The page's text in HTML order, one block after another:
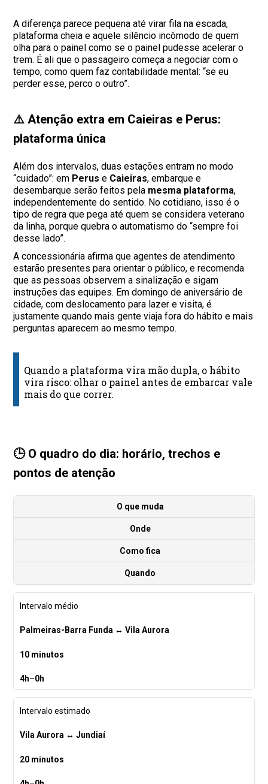
A diferença parece pequena até virar fila na escada,
plataforma cheia e aquele silêncio incômodo de quem
olha para o painel como se o painel pudesse acelerar o
trem. É ali que o passageiro começa a negociar com o
tempo, como quem faz contabilidade mental: “se eu
perder esse, perco o outro”.
⚠️ Atenção extra em Caieiras e Perus:
plataforma única
Além dos intervalos, duas estações entram no modo
“cuidado”: em Perus e Caieiras, embarque e
desembarque serão feitos pela mesma plataforma,
independentemente do sentido. No cotidiano, isso é o
tipo de regra que pega até quem se considera veterano
da linha, porque quebra o automatismo do “sempre foi
desse lado”.
A concessionária afirma que agentes de atendimento
estarão presentes para orientar o público, e recomenda
que as pessoas observem a sinalização e sigam
instruções das equipes. Em domingo de aniversário de
cidade, com deslocamento para lazer e visita, é
justamente quando mais gente viaja fora do hábito e mais
perguntas aparecem ao mesmo tempo.
Quando a plataforma vira mão dupla, o hábito
vira risco: olhar o painel antes de embarcar vale
mais do que correr.
🕒 O quadro do dia: horário, trechos e
pontos de atenção
O que muda
Onde
Como fica
Quando
Intervalo médio
Palmeiras-Barra Funda ↔Vila Aurora
10 minutos
4h–0h
Intervalo estimado
Vila Aurora ↔Jundiaí
20 minutos